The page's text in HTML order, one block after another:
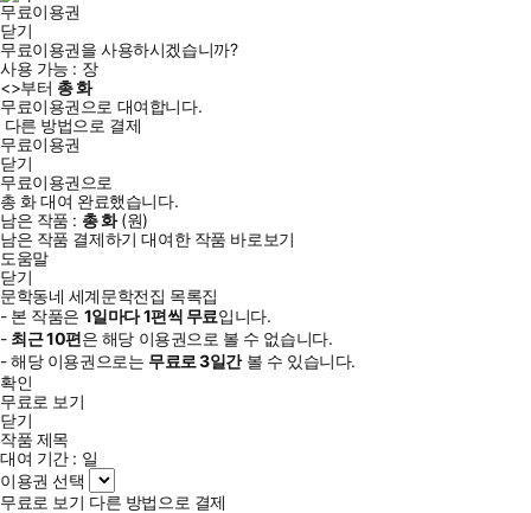
무료이용권
닫기
무료이용권을 사용하시겠습니까?
사용 가능 : 장
<>부터 총화
무료이용권으로 대여합니다.
다른 방법으로 결제
무료이용권
닫기
무료이용권으로
총 화대여 완료했습니다.
남은 작품 : 총화(원)
남은 작품 결제하기 대여한 작품 바로보기
도움말
닫기
문학동네 세계문학전집 목록집
- 본 작품은 1일마다1편씩 무료입니다.
- 최근10편은 해당 이용권으로 볼 수 없습니다.
- 해당 이용권으로는 무료로3일간볼 수 있습니다.
확인
무료로 보기
닫기
작품 제목
대여 기간 : 일
이용권 선택
무료로 보기 다른 방법으로 결제